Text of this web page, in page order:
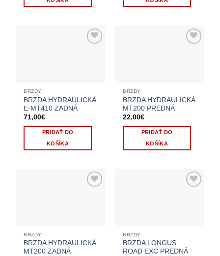
BRZDY
BRZDA HYDRAULICKÁ
E-MT410 ZADNÁ
71,00€
PRIDAŤ DO
KOŠÍKA
BRZDY
BRZDA HYDRAULICKÁ
MT200 PREDNÁ
22,00€
PRIDAŤ DO
KOŠÍKA
BRZDY
BRZDA HYDRAULICKÁ
MT200 ZADNÁ
BRZDY
BRZDA LONGUS
ROAD EXC PREDNÁ